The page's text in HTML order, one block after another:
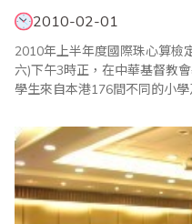
2010-02-01
2010年上半年度國際珠心算檢
六)下午3時正，在中華基督教
學生來自本港176間不同的小
要尤衷地感謝中華基督教會基
生的支持，也要特別感謝本會